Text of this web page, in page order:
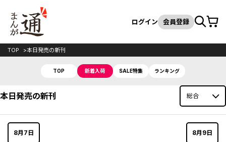
検索
ログイン 会員登録カート
TOP 本日発売の新刊
TOP 新着入荷 SALE特集 ランキング
本日発売の新刊
8月7日 8月9日